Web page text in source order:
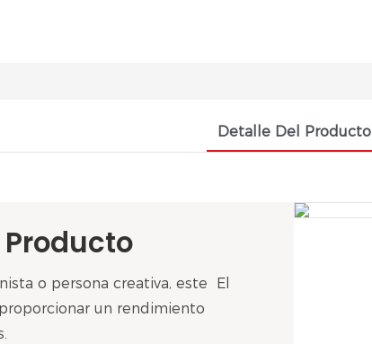
Detalle Del Producto
o persona creativa, este El
un rendimiento